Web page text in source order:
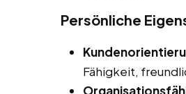
Persönliche
Fähigkeit,